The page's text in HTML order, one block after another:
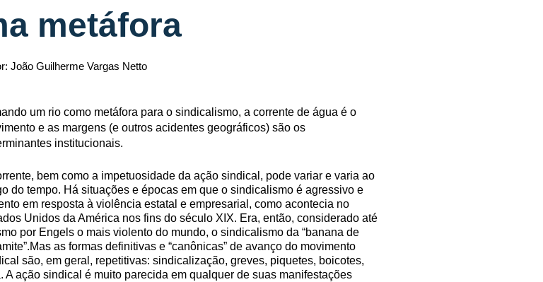
metáfora
João Guilherme Vargas Netto
um rio como metáfora para o sindicalismo, a corrente de água é o
e as margens (e outros acidentes geográficos) são os
institucionais.
bem como a impetuosidade da ação sindical, pode variar e varia ao
do tempo. Há situações e épocas em que o sindicalismo é agressivo e
em resposta à violência estatal e empresarial, como acontecia no
Unidos da América nos fins do século XIX. Era, então, considerado até
por Engels o mais violento do mundo, o sindicalismo da “banana de
as formas definitivas e “canônicas” de avanço do movimento
são, em geral, repetitivas: sindicalização, greves, piquetes, boicotes,
ação sindical é muito parecida em qualquer de suas manifestações